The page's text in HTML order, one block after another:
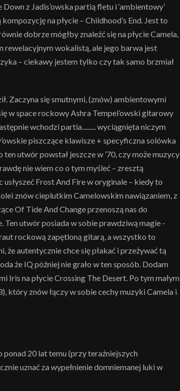
z Jadis’owska partią fletu i ‘ambientowy’
na płycie – Childhood’s End. Jest to
dobrze mógłby znaleźć się na płycie Camela,
rewelacyjnym wokalistą, ale jego barwa jest
– ciekawy jestem tylko czy tak samo brzmiał
Zaczyna się smutnymi, (znów) ambientowymi
w space rockowy Ashra Tempel’owski gitarowy
wchodzi partia......... wyciągnięta niczym
piszczące klawisze + specyficzna solówka
utwór powstał jeszcze w ’70, czy może muzycy
nie wiem co o tym myśleć – zresztą
usłyszeć Frost And Fire w oryginale – kiedy to
znów cieplutkim Camelowskim nawiązaniem, z
Of Tide And Change przenoszą nas do
Ten utwór posiada w sobie prawdziwą magie -
rockową zapętloną gitarą, a wszystko to
autentycznie chce się płakać i przeżywać tą
że IQ później nie grało w ten sposób. Dodam
Iris na płycie Crossing The Desert. Po tym małym
który znów łączy w sobie cechy muzyki Camela i
20 lat temu (przy teraźniejszych
uznać za wypełnienie domniemanej luki w